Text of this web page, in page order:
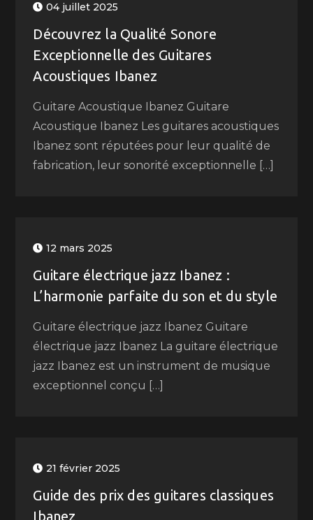
04 juillet 2025
Découvrez la Qualité Sonore
Exceptionnelle des Guitares
Acoustiques Ibanez
Guitare Acoustique Ibanez Guitare
Acoustique Ibanez Les guitares acoustiques
Ibanez sont réputées pour leur qualité de
fabrication, leur sonorité exceptionnelle […]
12 mars 2025
Guitare électrique jazz Ibanez :
L’harmonie parfaite du son et du style
Guitare électrique jazz Ibanez Guitare
électrique jazz Ibanez La guitare électrique
jazz Ibanez est un instrument de musique
exceptionnel conçu […]
21 février 2025
Guide des prix des guitares classiques
Ibanez